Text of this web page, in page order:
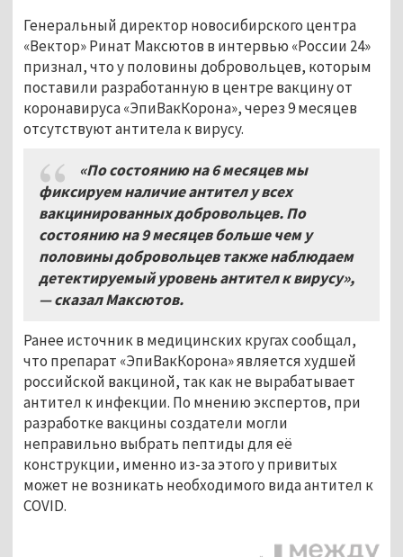
Генеральный директор новосибирского центра
«Вектор» Ринат Максютов в интервью «России 24»
признал, что у половины добровольцев, которым
поставили разработанную в центре вакцину от
коронавируса «ЭпиВакКорона», через 9 месяцев
отсутствуют антитела к вирусу.
«По состоянию на 6 месяцев мы
фиксируем наличие антител у всех
вакцинированных добровольцев. По
состоянию на 9 месяцев больше чем у
половины добровольцев также наблюдаем
детектируемый уровень антител к вирусу»,
— сказал Максютов.
Ранее источник в медицинских кругах сообщал,
что препарат «ЭпиВакКорона» является худшей
российской вакциной, так как не вырабатывает
антител к инфекции. По мнению экспертов, при
разработке вакцины создатели могли
неправильно выбрать пептиды для её
конструкции, именно из-за этого у привитых
может не возникать необходимого вида антител к
COVID.